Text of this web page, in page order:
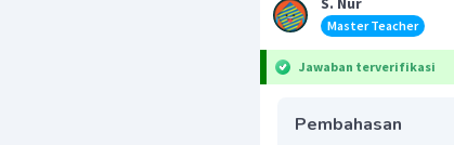
Master Teacher
Jawaban terverifikasi
Pembahasan